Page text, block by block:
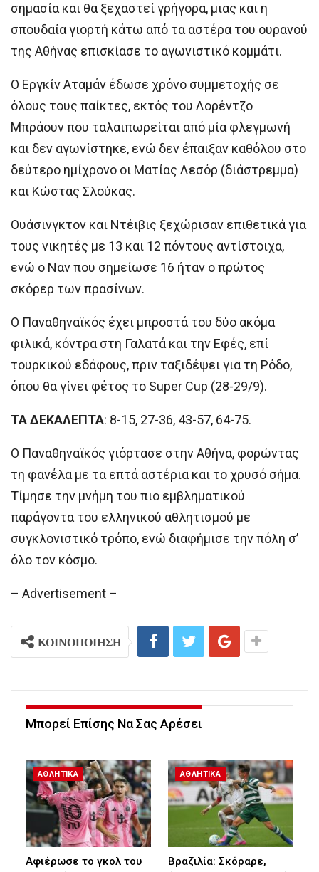
σημασία και θα ξεχαστεί γρήγορα, μιας και η
σπουδαία γιορτή κάτω από τα αστέρα του ουρανού
της Αθήνας επισκίασε το αγωνιστικό κομμάτι.
Ο Εργκίν Αταμάν έδωσε χρόνο συμμετοχής σε
όλους τους παίκτες, εκτός του Λορέντζο
Μπράουν που ταλαιπωρείται από μία φλεγμωνή
και δεν αγωνίστηκε, ενώ δεν έπαιξαν καθόλου στο
δεύτερο ημίχρονο οι Ματίας Λεσόρ (διάστρεμμα)
και Κώστας Σλούκας.
Ουάσινγκτον και Ντέιβις ξεχώρισαν επιθετικά για
τους νικητές με 13 και 12 πόντους αντίστοιχα,
ενώ ο Ναν που σημείωσε 16 ήταν ο πρώτος
σκόρερ των πρασίνων.
Ο Παναθηναϊκός έχει μπροστά του δύο ακόμα
φιλικά, κόντρα στη Γαλατά και την Εφές, επί
τουρκικού εδάφους, πριν ταξιδέψει για τη Ρόδο,
όπου θα γίνει φέτος το Super Cup (28-29/9).
ΤΑ ΔΕΚΑΛΕΠΤΑ: 8-15, 27-36, 43-57, 64-75.
Ο Παναθηναϊκός γιόρτασε στην Αθήνα, φορώντας
τη φανέλα με τα επτά αστέρια και το χρυσό σήμα.
Τίμησε την μνήμη του πιο εμβληματικού
παράγοντα του ελληνικού αθλητισμού με
συγκλονιστικό τρόπο, ενώ διαφήμισε την πόλη σ’
όλο τον κόσμο.
– Advertisement –
ΚΟΙΝΟΠΟΙΗΣΗ
Μπορεί Επίσης Να Σας Αρέσει
ΑΘΛΗΤΙΚΑ
Αφιέρωσε το γκολ του
ΑΘΛΗΤΙΚΑ
Βραζιλία: Σκόραρε,